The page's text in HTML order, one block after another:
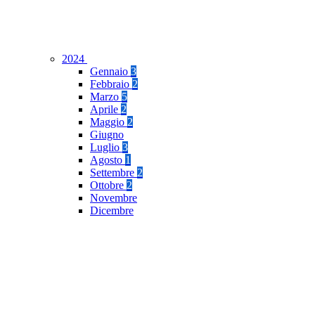
2024
Gennaio 3
Febbraio 2
Marzo 5
Aprile 2
Maggio 2
Giugno
Luglio 3
Agosto 1
Settembre 2
Ottobre 2
Novembre
Dicembre